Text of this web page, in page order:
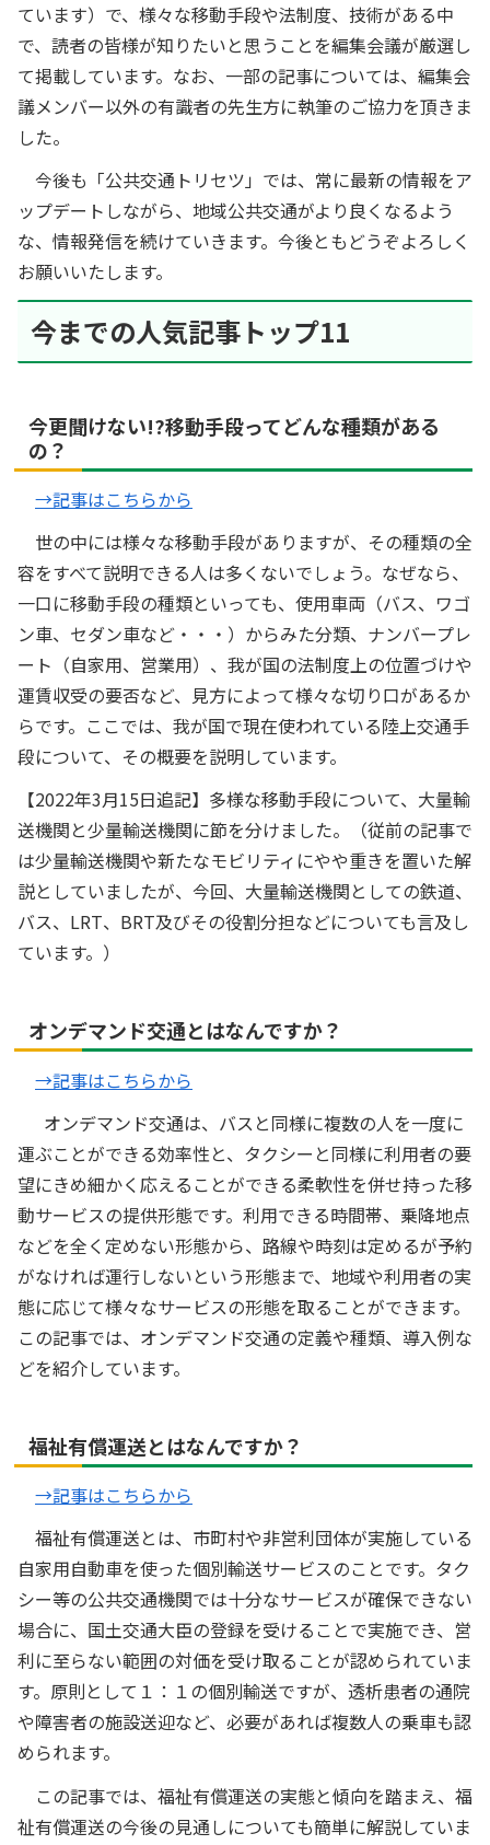
ています）で、様々な移動手段や法制度、技術がある中
で、読者の皆様が知りたいと思うことを編集会議が厳選し
て掲載しています。なお、一部の記事については、編集会
議メンバー以外の有識者の先生方に執筆のご協力を頂きま
した。
今後も「公共交通トリセツ」では、常に最新の情報をア
ップデートしながら、地域公共交通がより良くなるよう
な、情報発信を続けていきます。今後ともどうぞよろしく
お願いいたします。
今までの人気記事トップ11
今更聞けない!?移動手段ってどんな種類がある
の？
→記事はこちらから
世の中には様々な移動手段がありますが、その種類の全
容をすべて説明できる人は多くないでしょう。なぜなら、
一口に移動手段の種類といっても、使用車両（バス、ワゴ
ン車、セダン車など・・・）からみた分類、ナンバープレ
ート（自家用、営業用）、我が国の法制度上の位置づけや
運賃収受の要否など、見方によって様々な切り口があるか
らです。ここでは、我が国で現在使われている陸上交通手
段について、その概要を説明しています。
【2022年3月15日追記】多様な移動手段について、大量輸
送機関と少量輸送機関に節を分けました。（従前の記事で
は少量輸送機関や新たなモビリティにやや重きを置いた解
説としていましたが、今回、大量輸送機関としての鉄道、
バス、LRT、BRT及びその役割分担などについても言及し
ています。）
オンデマンド交通とはなんですか？
→記事はこちらから
オンデマンド交通は、バスと同様に複数の人を一度に
運ぶことができる効率性と、タクシーと同様に利用者の要
望にきめ細かく応えることができる柔軟性を併せ持った移
動サービスの提供形態です。利用できる時間帯、乗降地点
などを全く定めない形態から、路線や時刻は定めるが予約
がなければ運行しないという形態まで、地域や利用者の実
態に応じて様々なサービスの形態を取ることができます。
この記事では、オンデマンド交通の定義や種類、導入例な
どを紹介しています。
福祉有償運送とはなんですか？
→記事はこちらから
福祉有償運送とは、市町村や非営利団体が実施している
自家用自動車を使った個別輸送サービスのことです。タク
シー等の公共交通機関では十分なサービスが確保できない
場合に、国土交通大臣の登録を受けることで実施でき、営
利に至らない範囲の対価を受け取ることが認められていま
す。原則として１：１の個別輸送ですが、透析患者の通院
や障害者の施設送迎など、必要があれば複数人の乗車も認
められます。
この記事では、福祉有償運送の実態と傾向を踏まえ、福
祉有償運送の今後の見通しについても簡単に解説していま